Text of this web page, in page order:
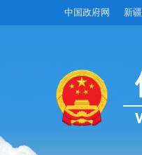
中国政府网 新